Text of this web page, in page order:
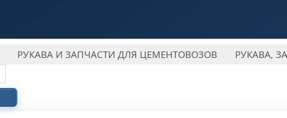
РУКАВА И ЗАПЧАСТИ ДЛЯ ЦЕМЕНТОВОЗОВ РУКАВА,